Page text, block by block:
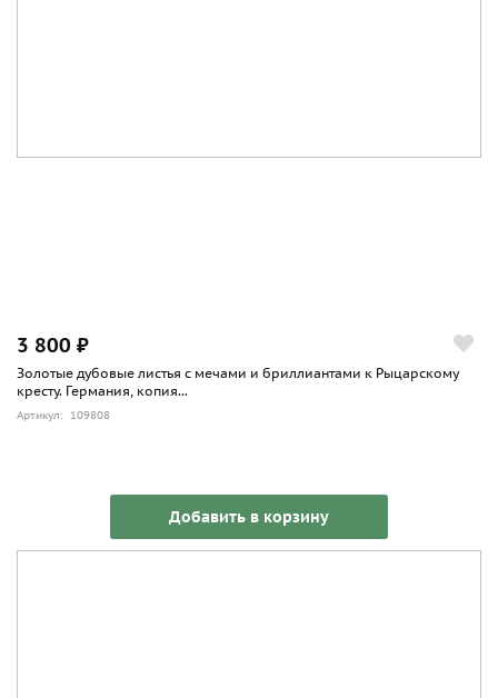
3 800 ₽
Золотые дубовые листья с мечами и бриллиантами к Рыцарскому
кресту. Германия, копия...
Артикул: 109808
Добавить в корзину